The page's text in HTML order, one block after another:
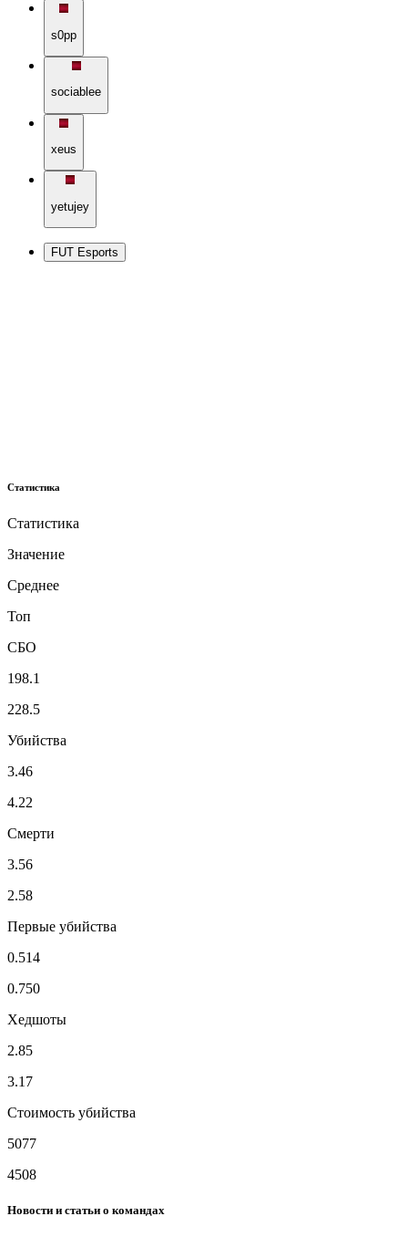
s0pp
sociablee
xeus
yetujey
FUT Esports
Статистика
Статистика
Значение
Среднее
Топ
СБО
198.1
228.5
Убийства
3.46
4.22
Смерти
3.56
2.58
Первые убийства
0.514
0.750
Хедшоты
2.85
3.17
Стоимость убийства
5077
4508
Новости и статьи о командах